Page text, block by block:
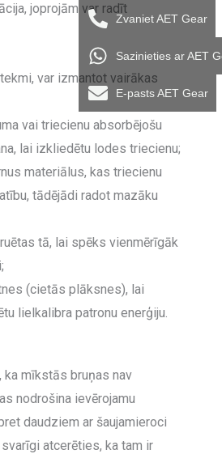
joprojām var radīt
var izmantot vairākas
vai triecienu absorbējošu
lai izkliedētu lodes triecienu;
materiālus, kas triecienu
tādējādi radot mazāku
tā, lai spēks vienmērīgāk
(cietās plāksnes), lai
lielkalibra patronu enerģiju.
ka mīkstās bruņas nav
nodrošina ievērojamu
daudziem ar šaujamieroci
atcerēties, ka tam ir
Zvaniet AET Gear
Sazinieties ar AET
E-pasts AET Gear